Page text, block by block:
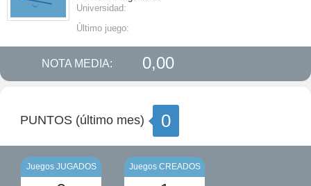
Universidad:
Último juego:
NOTA MEDIA: 0,00
PUNTOS (último mes) 0
Juegos JUGADOS Juegos CREADOS